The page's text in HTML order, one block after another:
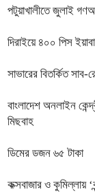
পটুয়াখালীতে জুলাই
দিরাইয়ে ৪০০ পিস
সাভারের বিতর্কিত
বাংলাদেশ অনলাইন
মিছবাহ
ডিমের ডজন ৬৫ টাকা
কক্সবাজার ও কুমিল্লায়